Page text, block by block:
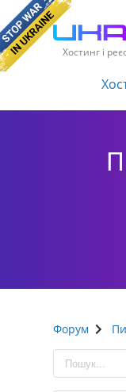
Хостинг і
Форум